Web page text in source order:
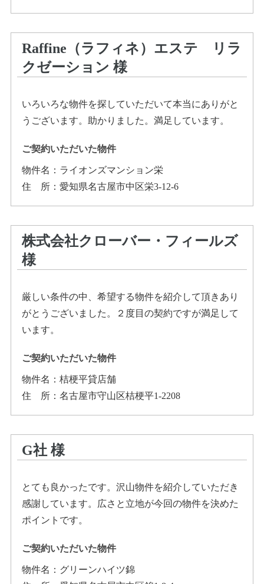
Raffine（ラフィネ）エステ リラ
クゼーション 様
いろいろな物件を探していただいて本当にありがと
うございます。助かりました。満足しています。
ご契約いただいた物件
物件名： ライオンズマンション栄
住所
： 愛知県名古屋市中区栄3-12-6
株式会社クローバー・フィールズ
様
厳しい条件の中、希望する物件を紹介して頂きあり
がとうございました。２度目の契約ですが満足して
います。
ご契約いただいた物件
物件名： 桔梗平貸店舗
住所
： 名古屋市守山区桔梗平1-2208
G社様
とても良かったです。沢山物件を紹介していただき
感謝しています。広さと立地が今回の物件を決めた
ポイントです。
ご契約いただいた物件
物件名： グリーンハイツ錦